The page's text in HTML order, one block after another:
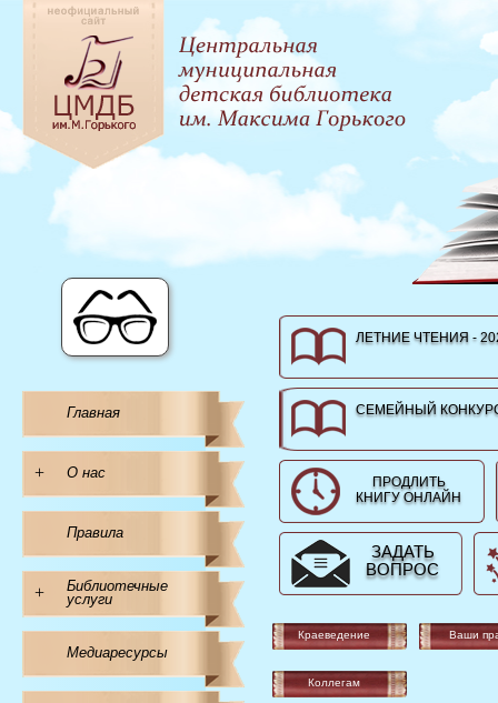
Главная
+ О нас
Правила
+
Библиотечные
услуги
Медиаресурсы
ЛЕТНИЕ ЧТЕНИЯ -
СЕМЕЙНЫЙ
ПРОДЛИТЬ
КНИГУ ОНЛАЙН
ЗАДАТЬ
ВОПРОС
Краеведение Ваши
Коллегам